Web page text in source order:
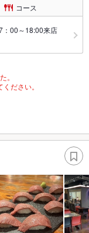
コース
：00～18:00来店
。
ださい。